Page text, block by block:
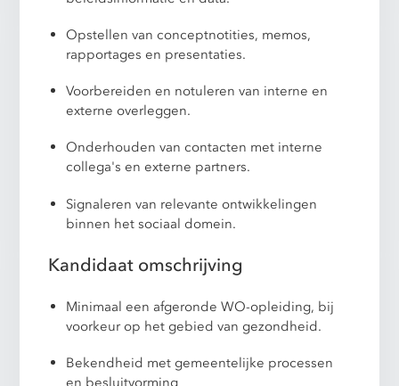
Opstellen van conceptnotities, memos,
rapportages en presentaties.
Voorbereiden en notuleren van interne en
externe overleggen.
Onderhouden van contacten met interne
collega's en externe partners.
Signaleren van relevante ontwikkelingen
binnen het sociaal domein.
Kandidaat omschrijving
Minimaal een afgeronde WO-opleiding, bij
voorkeur op het gebied van gezondheid.
Bekendheid met gemeentelijke processen
en besluitvorming